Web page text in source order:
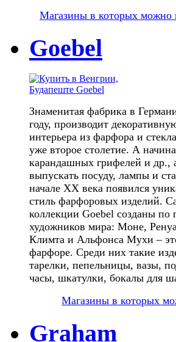
Магазины в которых можно
Goebel
Знаменитая фабрика в
году, производит
интерьера из фарфора и
уже второе столетие. А
карандашных грифелей и др.,
выпускать посуду, лампы и
начале ХХ века появился
стиль фарфоровых изделий.
коллекции Goebel созданы по
художников мира: Моне,
Климта и Альфонса Мухи –
фарфоре. Среди них такие
тарелки, пепельницы, вазы,
часы, шкатулки, бокалы для
Магазины в которых
Graham